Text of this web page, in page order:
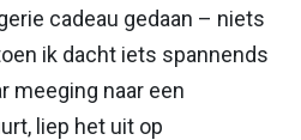
cadeau gedaan – niets
ik dacht iets spannends
meeging naar een
liep het uit op